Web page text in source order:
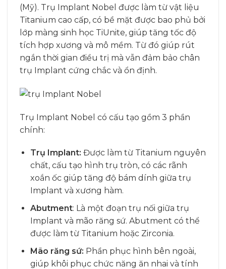
(Mỹ). Trụ Implant Nobel được làm từ vật liệu
Titanium cao cấp, có bề mặt được bao phủ bởi
lớp màng sinh học TiUnite, giúp tăng tốc độ
tích hợp xương và mô mềm. Từ đó giúp rút
ngắn thời gian điều trị mà vẫn đảm bảo chân
trụ Implant cứng chắc và ổn định.
Trụ Implant Nobel có cấu tạo gồm 3 phần
chính:
Trụ Implant: Được làm từ Titanium nguyên
chất, cấu tạo hình trụ tròn, có các rãnh
xoắn ốc giúp tăng độ bám dính giữa trụ
Implant và xương hàm.
Abutment: Là một đoạn trụ nối giữa trụ
Implant và mão răng sứ. Abutment có thể
được làm từ Titanium hoặc Zirconia.
Mão răng sứ: Phần phục hình bên ngoài,
giúp khôi phục chức năng ăn nhai và tính